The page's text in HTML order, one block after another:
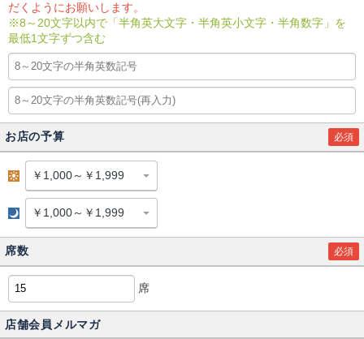
だくようにお願いします。
※8～20文字以内で「半角英大文字・半角英小文字・半角数字」を
最低1文字ずつ含む
お店の予算 必須
席数 必須
席
店舗会員メルマガ